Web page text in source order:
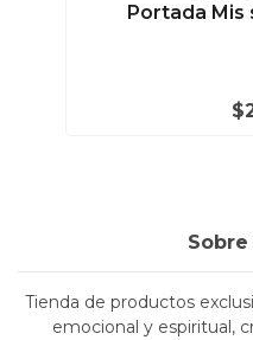
Portada Mis
Tienda de productos
emocional y espiritual,